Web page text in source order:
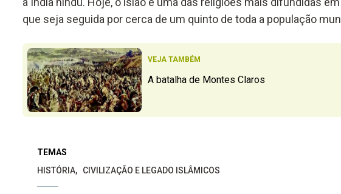
que seja seguida por cerca de um quinto de toda a população
VEJA TAMBÉM
A batalha de Montes Claros
TEMAS
HISTÓRIA
CIVILIZAÇÃO E LEGADO ISLÂMICOS